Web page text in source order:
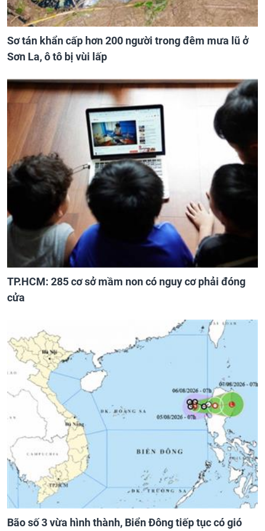
Sơ tán khẩn cấp hơn 200 người trong đêm mưa lũ ở
Sơn La, ô tô bị vùi lấp
TP.HCM: 285 cơ sở mầm non có nguy cơ phải đóng
cửa
Bão số 3 vừa hình thành, Biển Đông tiếp tục có gió